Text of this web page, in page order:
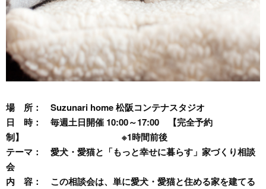
場 所：
Suzunari home 松阪コンテナスタジオ
日 時：
毎週土日開催 10:00～17:00 【完全予約
制】 ※1時間前後
テーマ：
愛犬・愛猫と「もっと幸せに暮らす」家づくり相談
会
内 容：
この相談会は、単に愛犬・愛猫と住める家を建てる